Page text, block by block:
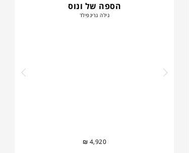
הספה של ונוס
גילה גרינפילד
₪ 4,920